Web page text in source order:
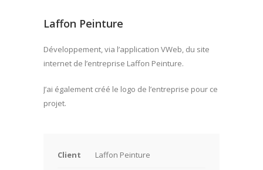
Laffon Peinture
Développement, via l’application VWeb, du site
internet de l’entreprise Laffon Peinture.
J’ai également créé le logo de l’entreprise pour ce
projet.
Client Laffon Peinture